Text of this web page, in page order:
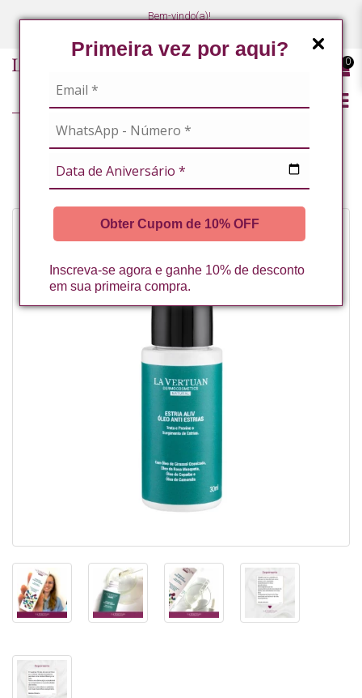
Primeira vez por aqui?
Obter Cupom de 10% OFF
Inscreva-se agora e ganhe 10% de desconto
em sua primeira compra.
Bem-vindo(a)!
0
-62%